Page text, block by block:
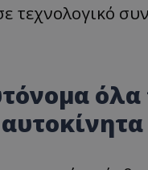
τεχνολογικό
όλα
αυτοκίνητα